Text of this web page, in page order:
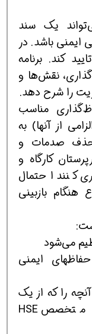
یك سند
باشد. در
كند. برنامه
نقش‌ها و
را شرح دهد.
مناسب
از آنها) به
حذف صدمات و
كارگاه و
كنند احتمال
بازبینی
می‌شود
ایمنی
را كه از یك
كارگر، سرپرست كارگاه، مدیریت و متخصص HSE